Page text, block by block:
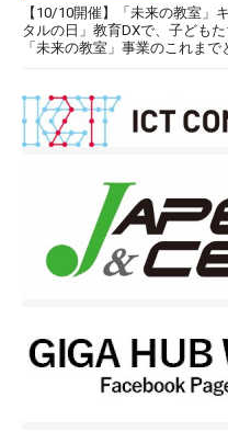
【10/10開催】「未来の教室」
タルの日」教育DXで、子ども
「未来の教室」事業のこれま